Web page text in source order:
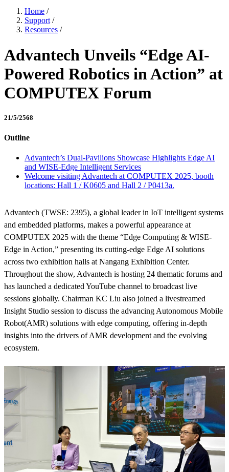
Home /
Support /
Resources /
Advantech Unveils “Edge AI-
Powered Robotics in Action” at
COMPUTEX Forum
21/5/2568
Outline
Advantech’s Dual-Pavilions Showcase Highlights Edge AI
and WISE-Edge Intelligent Services
Welcome visiting Advantech at COMPUTEX 2025, booth
locations: Hall 1 / K0605 and Hall 2 / P0413a.
Advantech (TWSE: 2395), a global leader in IoT intelligent systems
and embedded platforms, makes a powerful appearance at
COMPUTEX 2025 with the theme “Edge Computing & WISE-
Edge in Action,” presenting its cutting-edge Edge AI solutions
across two exhibition halls at Nangang Exhibition Center.
Throughout the show, Advantech is hosting 24 thematic forums and
has launched a dedicated YouTube channel to broadcast live
sessions globally. Chairman KC Liu also joined a livestreamed
Insight Studio session to discuss the advancing Autonomous Mobile
Robot(AMR) solutions with edge computing, offering in-depth
insights into the drivers of AMR development and the evolving
ecosystem.